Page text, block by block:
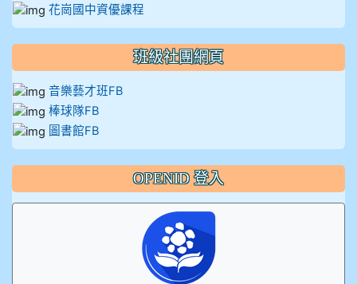
花崗國中資優課程
班級社團網頁
音樂藝才班FB
棒球隊FB
圖書館FB
OPENID 登入